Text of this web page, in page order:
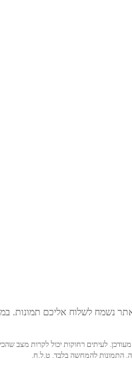
נשמח לשלוח אליכם תמונות.
מעודכן. לעיתים רחוקות יכול לקרות
התמונות להמחשה בלבד. ט.ל.ח.